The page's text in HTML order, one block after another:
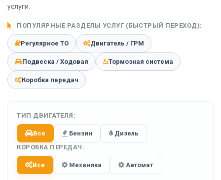
услуги.
ПОПУЛЯРНЫЕ РАЗДЕЛЫ УСЛУГ (БЫСТРЫЙ ПЕРЕХОД):
Регулярное ТО Двигатель / ГРМ
Подвеска / Ходовая Тормозная система
Коробка передач
ТИП ДВИГАТЕЛЯ:
Все Бензин
Дизель
КОРОБКА ПЕРЕДАЧ:
Все Механика Автомат